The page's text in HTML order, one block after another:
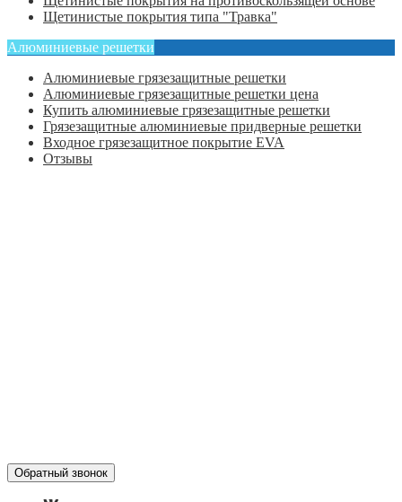
Щетинистые покрытия типа "Травка"
Алюминиевые решетки
Алюминиевые грязезащитные решетки
Алюминиевые грязезащитные решетки цена
Купить алюминиевые грязезащитные решетки
Грязезащитные алюминиевые придверные решетки
Входное грязезащитное покрытие EVA
Отзывы